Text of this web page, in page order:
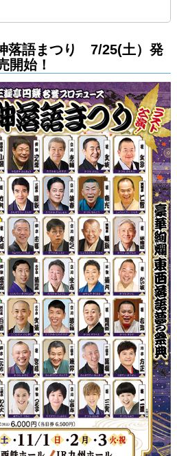
落語まつり 7/25(土）発
開始！